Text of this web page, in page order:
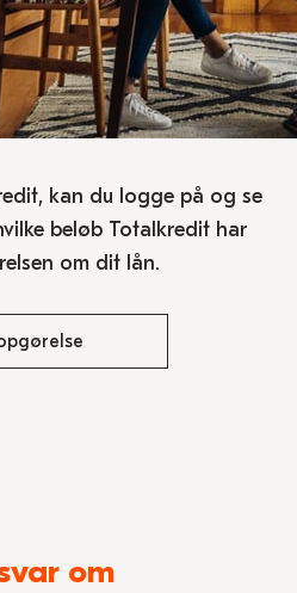
kan du logge på og se
beløb Totalkredit har
om dit lån.
om